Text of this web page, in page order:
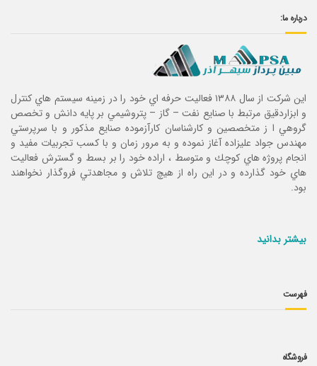
درباره ما:
این شرکت از سال ۱۳۸۸ فعاليت حرفه اي خود را در زمينه سيستم هاي كنترل
و ابزاردقيق مرتبط با صنايع نفت – گاز – پتروشيمي بر پايه دانش و تخصص
گروهي ا ز متخصصين و كارشناسان كارآزموده صنايع مذكور و با سرپرستي
مهندس جواد عليزاده آغاز نموده و به مرور زمان و با كسب تجربيات مفيد و
انجام پروژه هاي كوچك و متوسط ، اراده خود را بر بسط و گسترش فعاليت
هاي خود گذارده و در اين راه از هيچ تلاش و مجاهدتي فروگذار نخواهند
بود.
بیشتر بدانید
فهرست
فروشگاه